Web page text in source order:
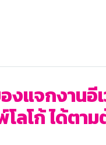
แจกงานอี
โก้ ได้ตา